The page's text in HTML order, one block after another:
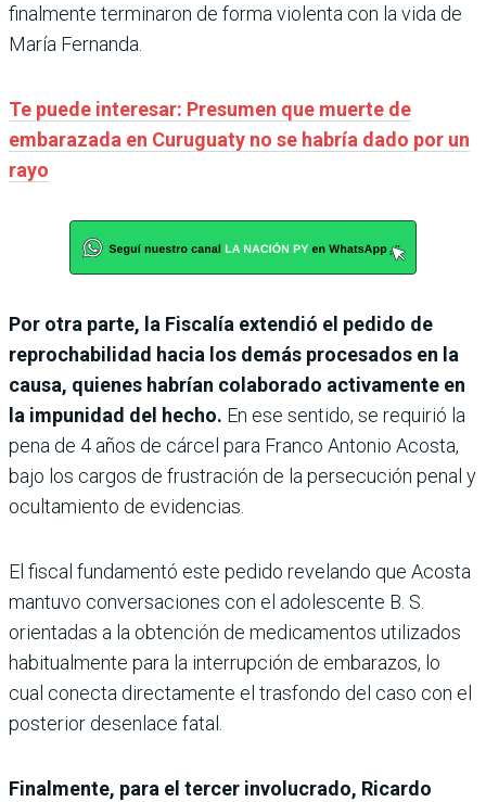
finalmente terminaron de forma violenta con la vida de
María Fernanda.
Te puede interesar: Presumen que muerte de
embarazada en Curuguaty no se habría dado por un
rayo
Por otra parte, la Fiscalía extendió el pedido de
reprochabilidad hacia los demás procesados en la
causa, quienes habrían colaborado activamente en
la impunidad del hecho. En ese sentido, se requirió la
pena de 4 años de cárcel para Franco Antonio Acosta,
bajo los cargos de frustración de la persecución penal y
ocultamiento de evidencias.
El fiscal fundamentó este pedido revelando que Acosta
mantuvo conversaciones con el adolescente B. S.
orientadas a la obtención de medicamentos utilizados
habitualmente para la interrupción de embarazos, lo
cual conecta directamente el trasfondo del caso con el
posterior desenlace fatal.
Finalmente, para el tercer involucrado, Ricardo